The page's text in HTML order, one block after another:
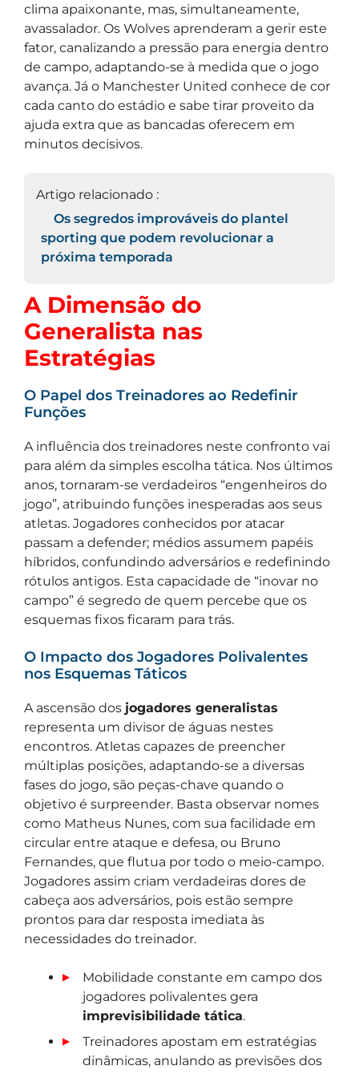
clima apaixonante, mas, simultaneamente,
avassalador. Os Wolves aprenderam a gerir este
fator, canalizando a pressão para energia dentro
de campo, adaptando-se à medida que o jogo
avança. Já o Manchester United conhece de cor
cada canto do estádio e sabe tirar proveito da
ajuda extra que as bancadas oferecem em
minutos decisivos.
Artigo relacionado :
Os segredos improváveis do plantel
sporting que podem revolucionar a
próxima temporada
A Dimensão do
Generalista nas
Estratégias
O Papel dos Treinadores ao Redefinir
Funções
A influência dos treinadores neste confronto vai
para além da simples escolha tática. Nos últimos
anos, tornaram-se verdadeiros “engenheiros do
jogo”, atribuindo funções inesperadas aos seus
atletas. Jogadores conhecidos por atacar
passam a defender; médios assumem papéis
híbridos, confundindo adversários e redefinindo
rótulos antigos. Esta capacidade de “inovar no
campo” é segredo de quem percebe que os
esquemas fixos ficaram para trás.
O Impacto dos Jogadores Polivalentes
nos Esquemas Táticos
A ascensão dos jogadores generalistas
representa um divisor de águas nestes
encontros. Atletas capazes de preencher
múltiplas posições, adaptando-se a diversas
fases do jogo, são peças-chave quando o
objetivo é surpreender. Basta observar nomes
como Matheus Nunes, com sua facilidade em
circular entre ataque e defesa, ou Bruno
Fernandes, que flutua por todo o meio-campo.
Jogadores assim criam verdadeiras dores de
cabeça aos adversários, pois estão sempre
prontos para dar resposta imediata às
necessidades do treinador.
Mobilidade constante em campo dos
jogadores polivalentes gera
imprevisibilidade tática.
Treinadores apostam em estratégias
dinâmicas, anulando as previsões dos